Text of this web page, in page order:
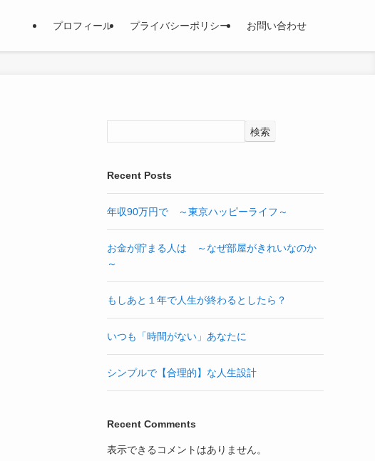
プロフィール プライバシーポリシー お問い合わせ
検索
Recent Posts
年収90万円で ～東京ハッピーライフ～
お金が貯まる人は ～なぜ部屋がきれいなのか
～
もしあと１年で人生が終わるとしたら？
いつも「時間がない」あなたに
シンプルで【合理的】な人生設計
Recent Comments
表示できるコメントはありません。